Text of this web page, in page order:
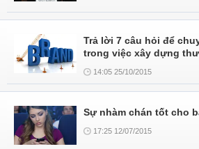
Trả lời 7 câu hỏi để
trong việc xây dựng
14:05 25/10/2015
Sự nhàm chán tốt cho
17:25 12/07/2015